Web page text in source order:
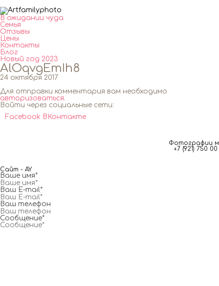
В ожидании чуда
Семья
Отзывы
Цены
Контакты
Блог
Новый год 2023
AlOqvgEmIh8
24 октября 2017
Для отправки комментария вам необходимо
авторизоваться.
Войти через социальные сети:
Facebook ВКонтакте
Фотографии
+7 (921) 750
Сайт - AY
Ваше имя*
Ваш E-mail*
Ваш телефон
Сообщение*